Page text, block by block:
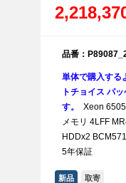
品番：
単体で購入する
トチョイス パ
す。
Xeon
メモリ 4LFF
HDDx2
5年保証
新品 取寄